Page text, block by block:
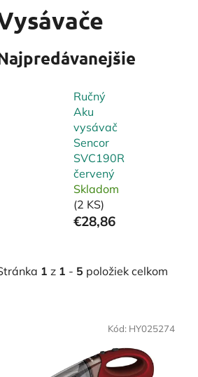
Ručný
Aku
vysávač
Sencor
SVC190R
červený
Skladom
(2 KS)
€28,86
1 z 1 - 5 položiek celkom
Kód: HY025274